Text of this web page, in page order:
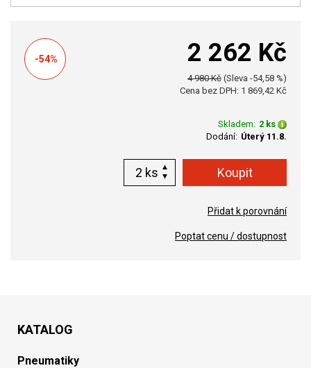
-54% 2 262 Kč
4 980 Kč (Sleva -54,58 %)
Cena bez DPH: 1 869,42 Kč
Skladem: 2 ks
Dodání: Úterý 11.8.
ks
Přidat k porovnání
Poptat cenu / dostupnost
KATALOG
Pneumatiky